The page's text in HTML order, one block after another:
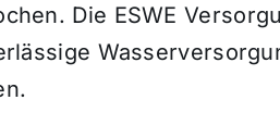
Die ESWE